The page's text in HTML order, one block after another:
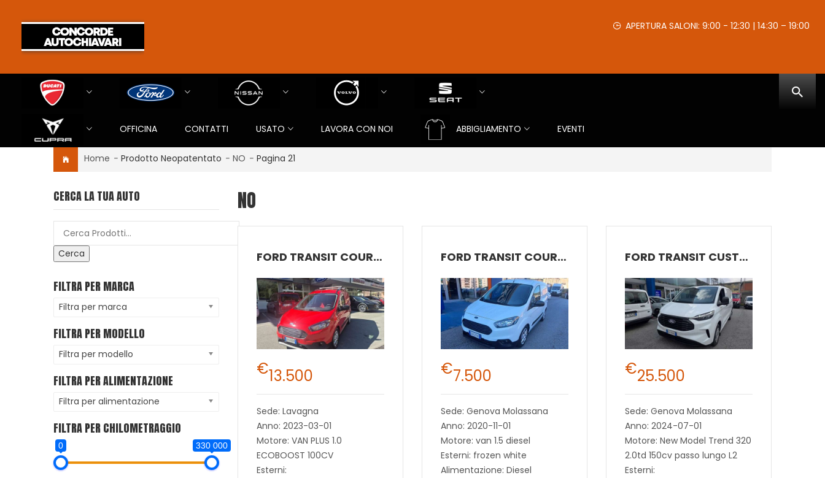
APERTURA SALONI: 9:00 - 12:30 | 14:30 – 19:00
OFFICINA CONTATTI USATO LAVORA CON NOI ABBIGLIAMENTO EVENTI
Home - Prodotto Neopatentato - NO - Pagina 21
CERCA LA TUA AUTO
Cerca
FILTRA PER MARCA
Filtra per marca
FILTRA PER MODELLO
Filtra per modello
FILTRA PER ALIMENTAZIONE
Filtra per alimentazione
FILTRA PER CHILOMETRAGGIO
0 330 000
NO
FORD TRANSIT COURIER
€13.500
Sede: Lavagna
Anno: 2023-03-01
Motore: VAN PLUS 1.0
ECOBOOST 100CV
Esterni:
FORD TRANSIT COURIER
€7.500
Sede: Genova Molassana
Anno: 2020-11-01
Motore: van 1.5 diesel
Esterni: frozen white
Alimentazione: Diesel
FORD TRANSIT CUSTOM
€25.500
Sede: Genova Molassana
Anno: 2024-07-01
Motore: New Model Trend 320
2.0td 150cv passo lungo L2
Esterni: